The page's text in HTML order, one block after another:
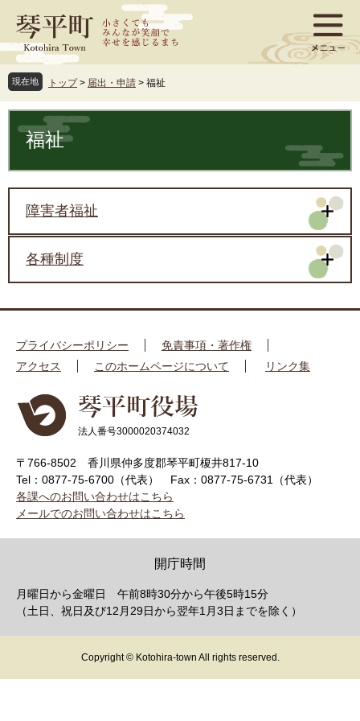
ジ
先
頭
で
ュ
を
飛
ば
現在地 トップ > 届出・申請 > 福祉
文 福祉
障害者福祉
各種制度
プライバシーポリシー
免責事項・著作権
アクセス
このホームページについて リンク集
法人番号3000020374032
〒766-8502 香川県仲多度郡琴平町榎井817-10
Tel：0877-75-6700（代表）
Fax：0877-75-6731（代表）
各課へのお問い合わせはこちら
メールでのお問い合わせはこちら
開庁時間
月曜日から金曜日 午前8時30分から午後5時15分
（土日、祝日及び12月29日から翌年1月3日までを除く）
Copyright © Kotohira-town All rights reserved.